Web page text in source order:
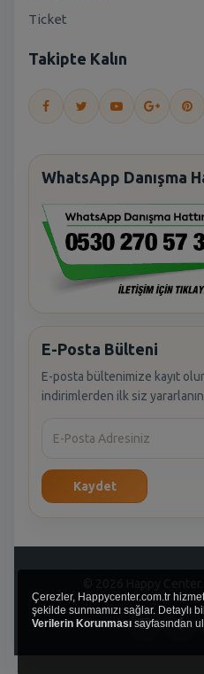
Ticket
Takipte Kalın
WhatsApp Danışma
E-Posta Bülteni
E-posta bültenimize kayıt
indirimlerden ilk siz
Kaydet
© 2026 Happy Center.
Çerezler, Happycenter.com.tr
şekilde sunmamızı sağlar. Detaylı
Verilerin Korunması sayfasından